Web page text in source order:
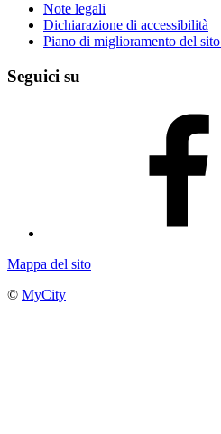
Note legali
Dichiarazione di accessibilità
Piano di miglioramento del
Seguici su
Mappa del sito
© MyCity